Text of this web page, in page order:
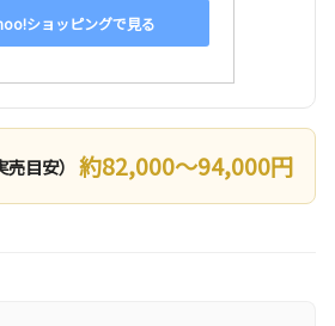
ショッピングで見る
目安） 約82,000〜94,000円